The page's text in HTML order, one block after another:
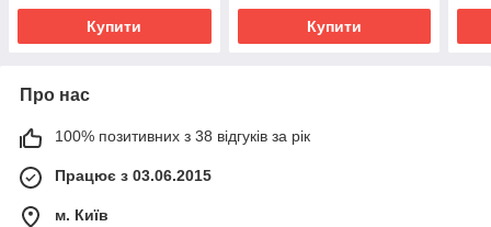
Купити Купити
Про нас
100% позитивних з 38 відгуків за рік
Працює з 03.06.2015
м. Київ